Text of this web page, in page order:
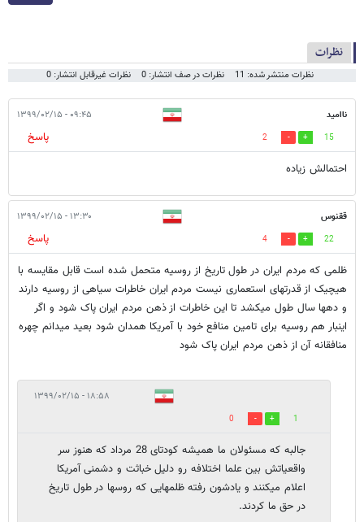
نظرات
نظرات منتشر شده: 11 نظرات در صف انتشار: 0 نظرات غیرقابل انتشار: 0
ناامید ۰۹:۴۵ - ۱۳۹۹/۰۲/۱۵
15
2
پاسخ
احتمالش زیاده
ققنوس ۱۳:۳۰ - ۱۳۹۹/۰۲/۱۵
22
4
پاسخ
ظلمی که مردم ایران در طول تاریخ از روسیه متحمل شده است قابل مقایسه با
هیچیک از قدرتهای استعماری نیست مردم ایران خاطرات سیاهی از روسیه دارند
و دهها سال طول میکشد تا این خاطرات از ذهن مردم ایران پاک شود و اگر
اینبار هم روسیه برای تامین منافع خود با آمریکا همدان شود بعید میدانم چهره
منافقانه آن از ذهن مردم ایران پاک شود
۱۸:۵۸ - ۱۳۹۹/۰۲/۱۵
1
0
جالبه که مسئولان ما همیشه کودتای 28 مرداد که هنوز سر
واقعیاتش بین علما اختلافه رو دلیل خباثت و دشمنی آمریکا
اعلام میکنند و یادشون رفته ظلمهایی که روسها در طول تاریخ
در حق ما کردند.